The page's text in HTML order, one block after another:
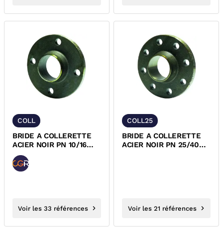
COLL
BRIDE A COLLERETTE
ACIER NOIR PN 10/16
EN1092-1
Voir les 33 références
COLL25
BRIDE A COLLERETTE
ACIER NOIR PN 25/40
Voir les 21 références